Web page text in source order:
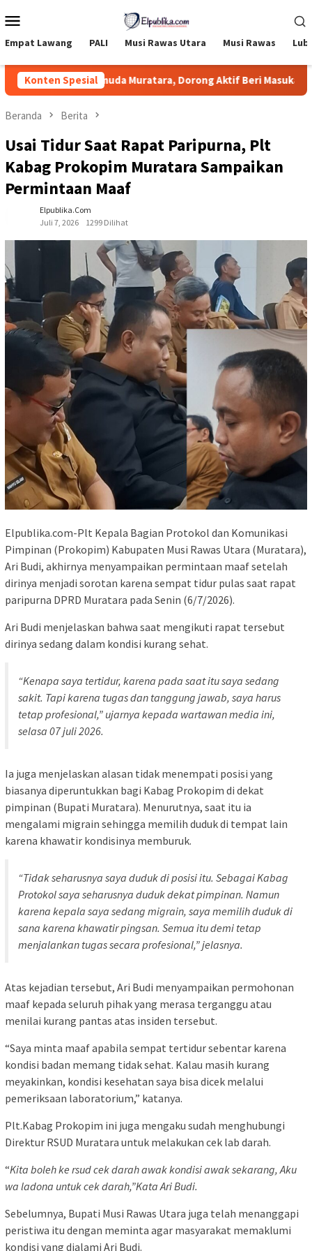
ke
Mobile
Empat Lawang PALI Musi Rawas Utara Musi Rawas
Konten Spesial
Apresiasi Pemuda Muratara, Dorong Aktif Beri Masukan kepada
Beranda Berita
Usai Tidur Saat Rapat Paripurna, Plt
Kabag Prokopim Muratara Sampaikan
Permintaan Maaf
Elpublika.com
Juli 7, 2026
1299 Dilihat
Elpublika.com-Plt Kepala Bagian Protokol dan Komunikasi
Pimpinan (Prokopim) Kabupaten Musi Rawas Utara (Muratara),
Ari Budi, akhirnya menyampaikan permintaan maaf setelah
dirinya menjadi sorotan karena sempat tidur pulas saat rapat
paripurna DPRD Muratara pada Senin (6/7/2026).
Ari Budi menjelaskan bahwa saat mengikuti rapat tersebut
dirinya sedang dalam kondisi kurang sehat.
“Kenapa saya tertidur, karena pada saat itu saya sedang
sakit. Tapi karena tugas dan tanggung jawab, saya harus
tetap profesional,” ujarnya kepada wartawan media ini,
selasa 07 juli 2026.
Ia juga menjelaskan alasan tidak menempati posisi yang
biasanya diperuntukkan bagi Kabag Prokopim di dekat
pimpinan (Bupati Muratara). Menurutnya, saat itu ia
mengalami migrain sehingga memilih duduk di tempat lain
karena khawatir kondisinya memburuk.
“Tidak seharusnya saya duduk di posisi itu. Sebagai Kabag
Protokol saya seharusnya duduk dekat pimpinan. Namun
karena kepala saya sedang migrain, saya memilih duduk di
sana karena khawatir pingsan. Semua itu demi tetap
menjalankan tugas secara profesional,” jelasnya.
Atas kejadian tersebut, Ari Budi menyampaikan permohonan
maaf kepada seluruh pihak yang merasa terganggu atau
menilai kurang pantas atas insiden tersebut.
“Saya minta maaf apabila sempat tertidur sebentar karena
kondisi badan memang tidak sehat. Kalau masih kurang
meyakinkan, kondisi kesehatan saya bisa dicek melalui
pemeriksaan laboratorium,” katanya.
Plt.Kabag Prokopim ini juga mengaku sudah menghubungi
Direktur RSUD Muratara untuk melakukan cek lab darah.
“Kita boleh ke rsud cek darah awak kondisi awak sekarang, Aku
wa ladona untuk cek darah,”Kata Ari Budi.
Sebelumnya, Bupati Musi Rawas Utara juga telah menanggapi
peristiwa itu dengan meminta agar masyarakat memaklumi
kondisi yang dialami Ari Budi.